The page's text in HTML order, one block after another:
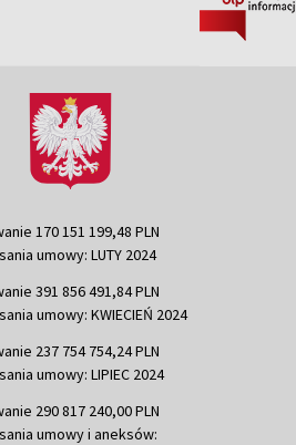
170 151 199,48 PLN
umowy: LUTY 2024
391 856 491,84 PLN
umowy: KWIECIEŃ 2024
237 754 754,24 PLN
umowy: LIPIEC 2024
290 817 240,00 PLN
umowy i aneksów: